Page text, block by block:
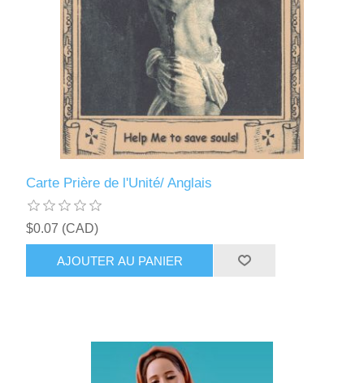
Carte Prière de l'Unité/ Anglais
$0.07 (CAD)
AJOUTER AU PANIER